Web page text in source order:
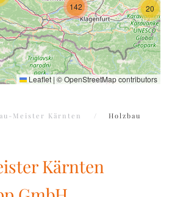
20
142
Leaflet | ©OpenStreetMapcontributors
Meister Kärnten
Holzbau
Kärnten